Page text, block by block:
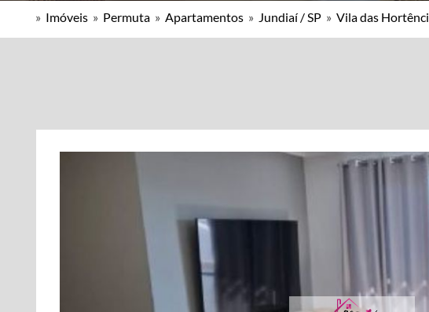
» Imóveis » Permuta » Apartamentos » Jundiaí / SP » Vila das